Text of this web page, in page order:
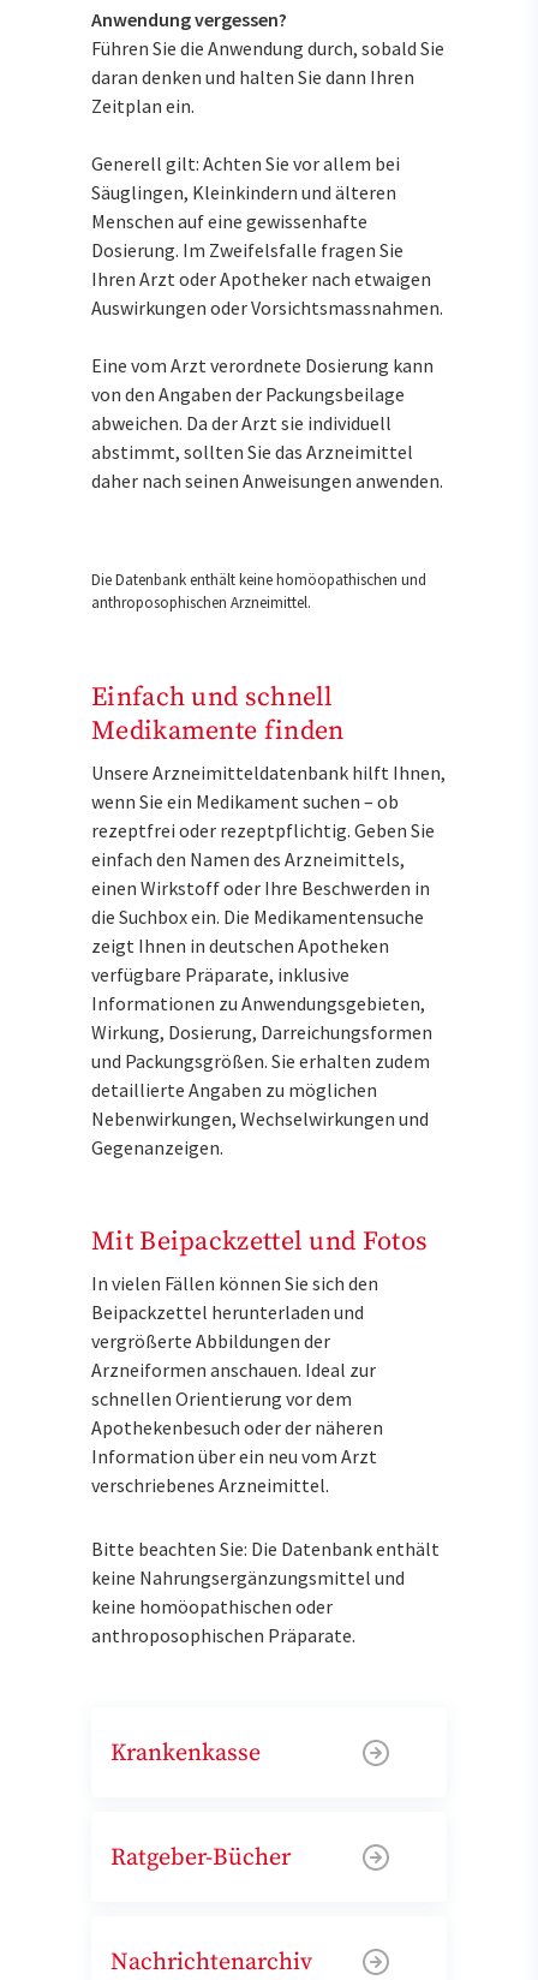
Anwendung vergessen?
Führen Sie die Anwendung durch, sobald Sie
daran denken und halten Sie dann Ihren
Zeitplan ein.
Generell gilt: Achten Sie vor allem bei
Säuglingen, Kleinkindern und älteren
Menschen auf eine gewissenhafte
Dosierung. Im Zweifelsfalle fragen Sie
Ihren Arzt oder Apotheker nach etwaigen
Auswirkungen oder Vorsichtsmassnahmen.
Eine vom Arzt verordnete Dosierung kann
von den Angaben der Packungsbeilage
abweichen. Da der Arzt sie individuell
abstimmt, sollten Sie das Arzneimittel
daher nach seinen Anweisungen anwenden.
Die Datenbank enthält keine homöopathischen und
anthroposophischen Arzneimittel.
Einfach und schnell
Medikamente finden
Unsere Arzneimitteldatenbank hilft Ihnen,
wenn Sie ein Medikament suchen – ob
rezeptfrei oder rezeptpflichtig. Geben Sie
einfach den Namen des Arzneimittels,
einen Wirkstoff oder Ihre Beschwerden in
die Suchbox ein. Die Medikamentensuche
zeigt Ihnen in deutschen Apotheken
verfügbare Präparate, inklusive
Informationen zu Anwendungsgebieten,
Wirkung, Dosierung, Darreichungsformen
und Packungsgrößen. Sie erhalten zudem
detaillierte Angaben zu möglichen
Nebenwirkungen, Wechselwirkungen und
Gegenanzeigen.
Mit Beipackzettel und Fotos
In vielen Fällen können Sie sich den
Beipackzettel herunterladen und
vergrößerte Abbildungen der
Arzneiformen anschauen. Ideal zur
schnellen Orientierung vor dem
Apothekenbesuch oder der näheren
Information über ein neu vom Arzt
verschriebenes Arzneimittel.
Bitte beachten Sie: Die Datenbank enthält
keine Nahrungsergänzungsmittel und
keine homöopathischen oder
anthroposophischen Präparate.
Krankenkasse
Ratgeber-Bücher
Nachrichtenarchiv